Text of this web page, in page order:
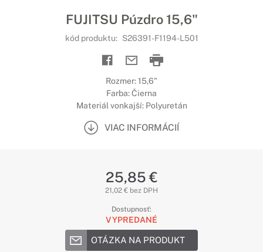
FUJITSU Púzdro 15,6"
kód produktu: S26391-F1194-L501
Rozmer: 15,6"
Farba: Čierna
Materiál vonkajší: Polyuretán
VIAC INFORMÁCIÍ
25,85 €
21,02 € bez DPH
Dostupnosť:
VYPREDANÉ
OTÁZKA NA PRODUKT